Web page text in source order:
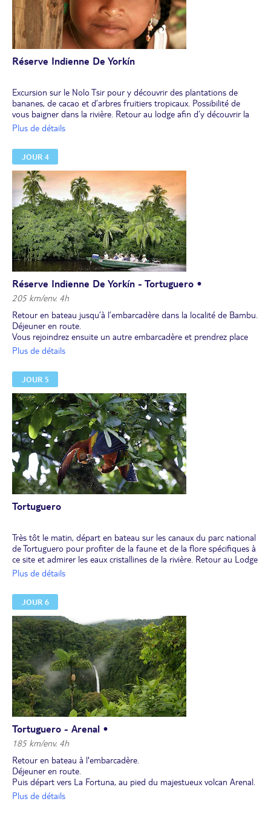
Réserve Indienne De Yorkín
Excursion sur le Nolo Tsir pour y découvrir des plantations de
bananes, de cacao et d’arbres fruitiers tropicaux. Possibilité de
vous baigner dans la rivière. Retour au lodge afin d’y découvrir la
façon dont est tissé le chaume servant pour les toits. La majorité
coutume, ont des toits de chaume traditionnels. Vous serez initiés
par leurs soins à l’artisanat local, comme la taille de gourdes ornées
de dessins complexes et la fabrication d’un panier ou d’une boîte à
bijoux réalisés à partir de "senco", une fibre naturelle méconnue
mais idéale pour tisser des objets.
Déjeuner.
Dîner et nuit au chalet.
Plus de détails
JOUR 4
Réserve Indienne De Yorkín - Tortuguero •
205 km/env. 4h
Retour en bateau jusqu’à l’embarcadère dans la localité de Bambu.
Déjeuner en route.
Vous rejoindrez ensuite un autre embarcadère et prendrez place
sur un bateau à moteur qui vous mènera à travers les canaux de
jusqu'au lodge.
Dîner et installation pour 2 nuits Lodge.
Plus de détails
JOUR 5
Tortuguero
Très tôt le matin, départ en bateau sur les canaux du parc national
de Tortuguero pour profiter de la faune et de la flore spécifiques à
ce site et admirer les eaux cristallines de la rivière. Retour au Lodge
pour le petit-déjeuner. Promenez-vous sur les sentiers naturels du
d’observer les singes et les différents oiseaux.
Déjeuner au lodge.
Ensuite, vous visiterez la petite plage, le musée et le village de
Tortuguero. Vous pourrez vous promener dans les rues animées
aux influences afro-caribéennes.
Dîner.
Nuit au lodge.
Plus de détails
JOUR 6
Tortuguero - Arenal •
185 km/env. 4h
Retour en bateau à l'embarcadère.
Déjeuner en route.
Puis départ vers La Fortuna, au pied du majestueux volcan Arenal.
Bien que ce dernier semble endormi depuis quelques années, c'est
Plus de détails